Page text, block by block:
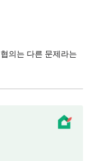
의는 다른 문제라는